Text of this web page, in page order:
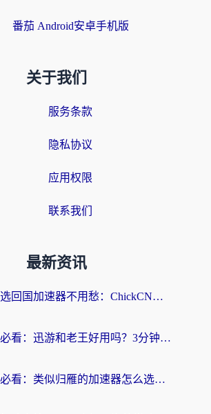
番茄 Android安卓手机版
关于我们
服务条款
隐私协议
应用权限
联系我们
最新资讯
海外党选回国加速器不用愁：ChickCN和洞见哪个好？一篇搞定所有疑问
海外党必看：迅游和老王好用吗？3分钟选对加速国内网络的加速器
海外党必看：类似归雁的加速器怎么选？一篇搞定无缝访问国内资源